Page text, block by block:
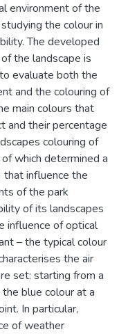
environment of the
the colour in
The developed
the landscape is
evaluate both the
and the colouring of
main colours that
and their percentage
colouring of
which determined a
that influence the
of the park
of its landscapes
influence of optical
– the typical colour
the air
set: starting from a
blue colour at a
In particular,
of weather